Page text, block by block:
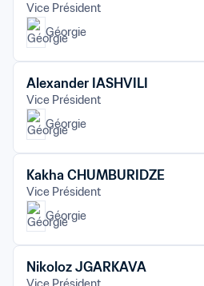
Vice Président
Géorgie
Alexander IASHVILI
Vice Président
Géorgie
Kakha CHUMBURIDZE
Vice Président
Géorgie
Nikoloz JGARKAVA